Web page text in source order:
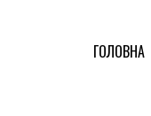
ГОЛОВНА